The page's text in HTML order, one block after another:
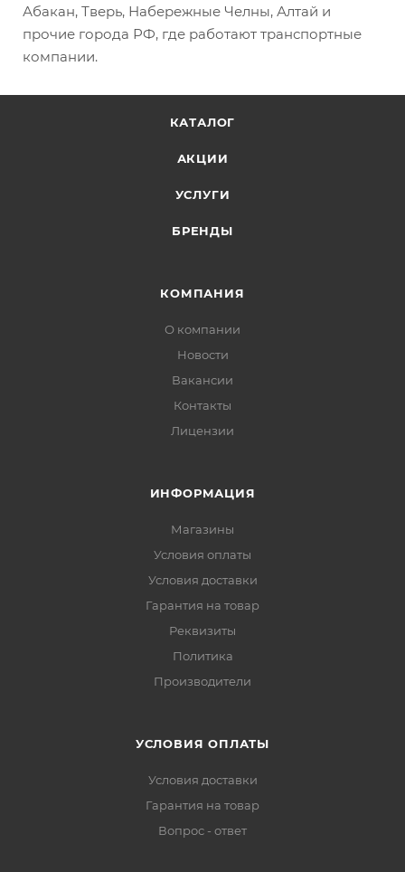
Абакан, Тверь, Набережные Челны, Алтай и
прочие города РФ, где работают транспортные
компании.
КАТАЛОГ
АКЦИИ
УСЛУГИ
БРЕНДЫ
КОМПАНИЯ
О компании
Новости
Вакансии
Контакты
Лицензии
ИНФОРМАЦИЯ
Магазины
Условия оплаты
Условия доставки
Гарантия на товар
Реквизиты
Политика
Производители
УСЛОВИЯ ОПЛАТЫ
Условия доставки
Гарантия на товар
Вопрос - ответ